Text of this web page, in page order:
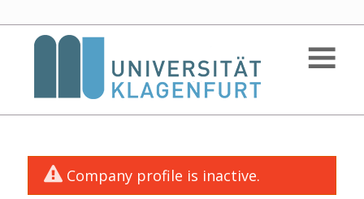
Company profile is inactive.